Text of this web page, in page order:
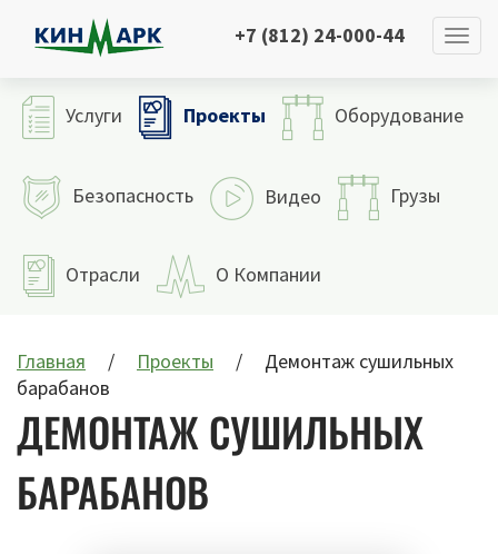
+7 (812) 24-000-44
Услуги Проекты Оборудование
Безопасность Видео Грузы
Отрасли О Компании
Главная Проекты
Демонтаж сушильных
барабанов
ДЕМОНТАЖ СУШИЛЬНЫХ
БАРАБАНОВ